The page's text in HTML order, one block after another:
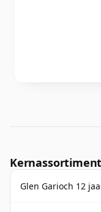
Kernassortiment
Glen Garioch 12